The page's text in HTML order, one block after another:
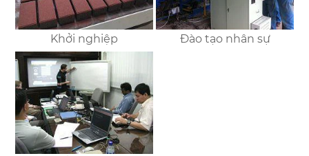
Khởi nghiệp Đào tạo nhân sự